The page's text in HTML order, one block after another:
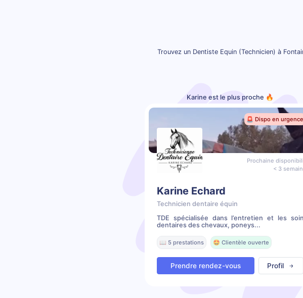
Trouvez un Dentiste Equin (Technicien) à
Karine est le plus proche 🔥
🚨 Dispo en urgence
Prochaine
< 3
Karine Echard
Technicien dentaire équin
TDE spécialisée dans l’entretien et les
dentaires des chevaux, poneys...
📖 5 prestations 🤩 Clientèle ouverte
Prendre rendez-vous Profil